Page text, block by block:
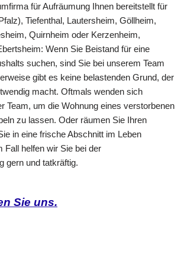
für Aufräumung Ihnen bereitstellt für
Tiefenthal, Lautersheim, Göllheim,
Quirnheim oder Kerzenheim,
Wenn Sie Beistand für eine
suchen, sind Sie bei unserem Team
gibt es keine belastenden Grund, der
macht. Oftmals wenden sich
Team, um die Wohnung eines verstorbenen
zu lassen. Oder räumen Sie Ihren
in eine frische Abschnitt im Leben
Fall helfen wir Sie bei der
gern und tatkräftig.
Sie uns.